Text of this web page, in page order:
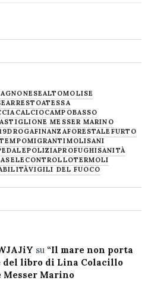
AGNONESEALTOMOLISE
ARRESTOATESSA
CALCIOCAMPOBASSO
MESSER MARINO
DROGAFINANZAFORESTALE FURTO
MIGRANTIMOLISANI
POLIZIAPROFUGHISANITÀ
SELECONTROLLOTERMOLI
VIGILI DEL FUOCO
su “Il mare non porta
del libro di Lina Colacillo
Messer Marino